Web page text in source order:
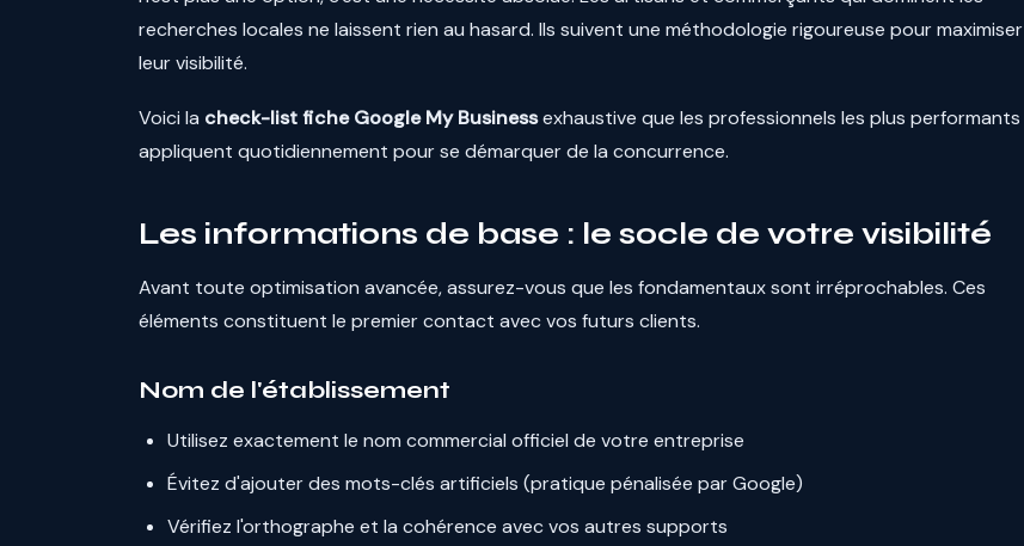
recherches locales ne laissent rien au hasard. Ils suivent une méthodologie rigoureuse pour maximiser
leur visibilité.
Voici la check-list fiche Google My Businessexhaustive que les professionnels les plus performants
appliquent quotidiennement pour se démarquer de la concurrence.
Les informations de base : le socle de votre visibilité
Avant toute optimisation avancée, assurez-vous que les fondamentaux sont irréprochables. Ces
éléments constituent le premier contact avec vos futurs clients.
Nom de l'établissement
Utilisez exactement le nom commercial officiel de votre entreprise
Évitez d'ajouter des mots-clés artificiels (pratique pénalisée par Google)
Vérifiez l'orthographe et la cohérence avec vos autres supports